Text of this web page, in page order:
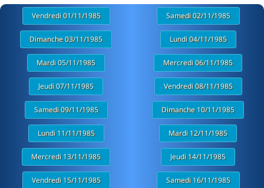
Vendredi 01/11/1985 Samedi 02/11/1985
Dimanche 03/11/1985 Lundi 04/11/1985
Mardi 05/11/1985 Mercredi 06/11/1985
Jeudi 07/11/1985 Vendredi 08/11/1985
Samedi 09/11/1985 Dimanche 10/11/1985
Lundi 11/11/1985 Mardi 12/11/1985
Mercredi 13/11/1985 Jeudi 14/11/1985
Vendredi 15/11/1985 Samedi 16/11/1985